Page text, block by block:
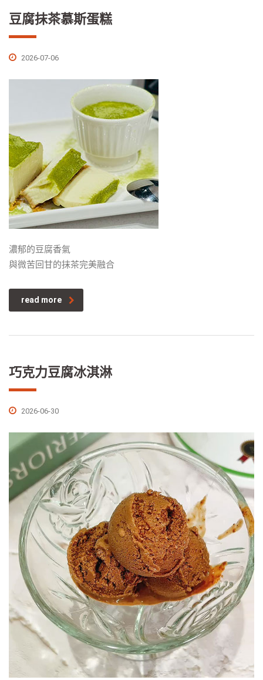
豆腐抹茶慕斯蛋糕
2026-07-06
濃郁的豆腐香氣
與微苦回甘的抹茶完美融合
read more
巧克力豆腐冰淇淋
2026-06-30